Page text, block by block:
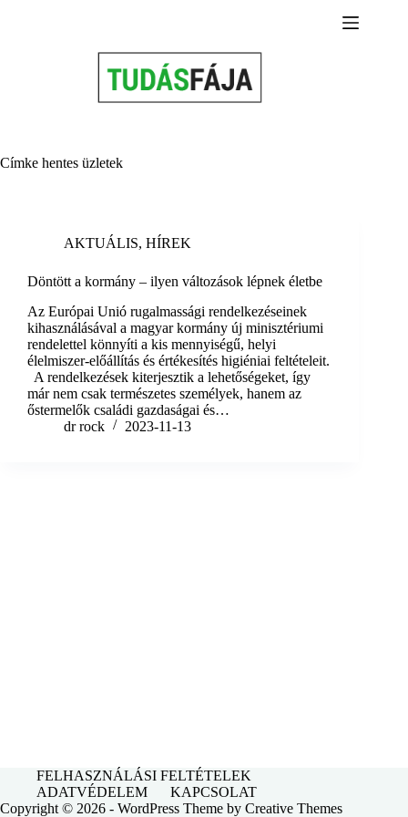
Címke hentes üzletek
AKTUÁLIS, HÍREK
Döntött a kormány – ilyen változások lépnek életbe
Az Európai Unió rugalmassági rendelkezéseinek
kihasználásával a magyar kormány új minisztériumi
rendelettel könnyíti a kis mennyiségű, helyi
élelmiszer-előállítás és értékesítés higiéniai feltételeit.
A rendelkezések kiterjesztik a lehetőségeket, így
már nem csak természetes személyek, hanem az
őstermelők családi gazdaságai és…
dr rock
2023-11-13
FELHASZNÁLÁSI FELTÉTELEK
ADATVÉDELEM
KAPCSOLAT
Copyright © 2026 - WordPress Theme by Creative Themes